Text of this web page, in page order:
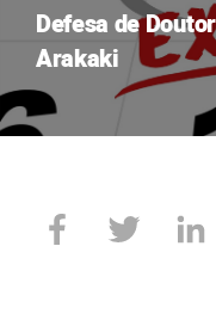
Defesa de
Arakaki